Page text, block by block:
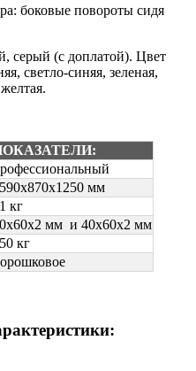
боковые повороты сидя
серый (с доплатой). Цвет
светло-синяя, зеленая,
мм
кг
мм и 40х60x2 мм
кг